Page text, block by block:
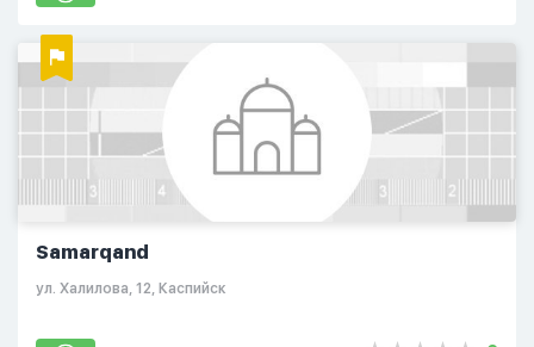
Samarqand
ул. Халилова, 12, Каспийск